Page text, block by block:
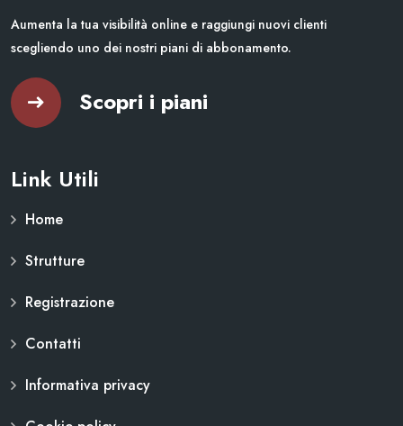
Aumenta la tua visibilità online e raggiungi nuovi clienti
scegliendo uno dei nostri piani di abbonamento.
Scopri i piani
Link Utili
Home
Strutture
Registrazione
Contatti
Informativa privacy